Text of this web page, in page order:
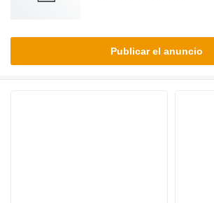
Publicar el anuncio